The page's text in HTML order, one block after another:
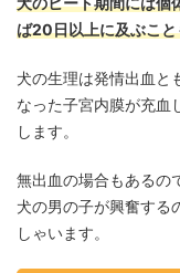
ば20日以上に及ぶこ
犬の生理は発情出血と
なった子宮内膜が充血
します。
無出血の場合もあるの
犬の男の子が興奮する
しゃいます。